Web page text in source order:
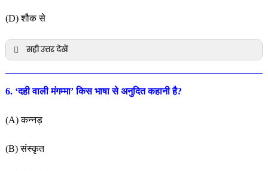
(D) शौक से
सही उत्तर देखें
6. ‘दही वाली मंगम्मा’ किस भाषा से अनुदित कहानी है?
(A) कन्नड़
(B) संस्कृत